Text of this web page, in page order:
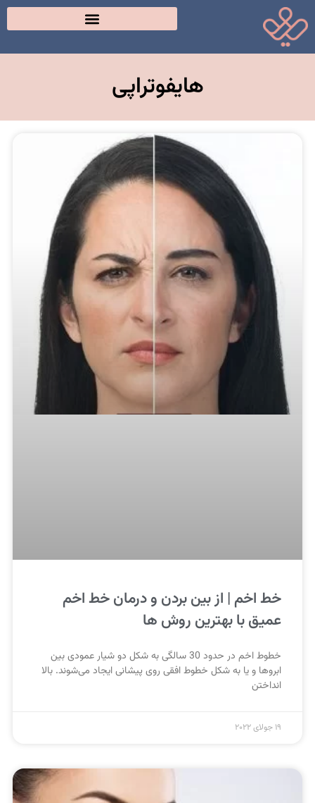
هایفوتراپی
خط اخم | از بین بردن و درمان خط اخم
عمیق با بهترین روش ها
خطوط اخم در حدود 30 سالگی به شکل دو شیار عمودی بین
ابروها و یا به شکل خطوط افقی روی پیشانی ایجاد می‌شوند. بالا
انداختن
19 جولای 2022